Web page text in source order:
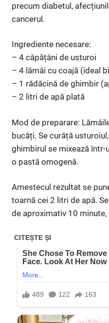
precum diabetul,
cancerul.
Ingrediente necesare:
– 4 căpățâni de usturoi
– 4 lămâi cu coajă (ideal
– 1 rădăcină de ghimbir
– 2 litri de apă plată
Mod de preparare:
bucăți. Se curăță
ghimbirul se mixează într-
o pastă omogenă.
Amestecul rezultat se
toarnă cei 2 litri de apă.
de aproximativ 10